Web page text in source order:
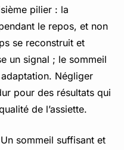
pilier : la
le repos, et non
se reconstruit et
un signal ; le sommeil
Négliger
pour des résultats qui
de l’assiette.
sommeil suffisant et